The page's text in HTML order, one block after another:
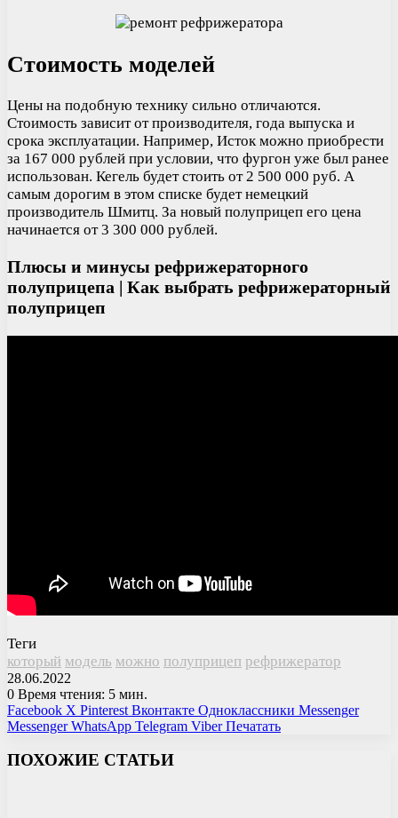
Стоимость моделей
Цены на подобную технику сильно отличаются.
Стоимость зависит от производителя, года выпуска и
срока эксплуатации. Например, Исток можно приобрести
за 167 000 рублей при условии, что фургон уже был ранее
использован. Кегель будет стоить от 2 500 000 руб. А
самым дорогим в этом списке будет немецкий
производитель Шмитц. За новый полуприцеп его цена
начинается от 3 300 000 рублей.
Плюсы и минусы рефрижераторного
полуприцепа | Как выбрать рефрижераторный
полуприцеп
Теги
который модель можно полуприцеп рефрижератор
28.06.2022
0 Время чтения: 5 мин.
Facebook X Pinterest Вконтакте Одноклассники Messenger
Messenger WhatsApp Telegram Viber Печатать
ПОХОЖИЕ СТАТЬИ